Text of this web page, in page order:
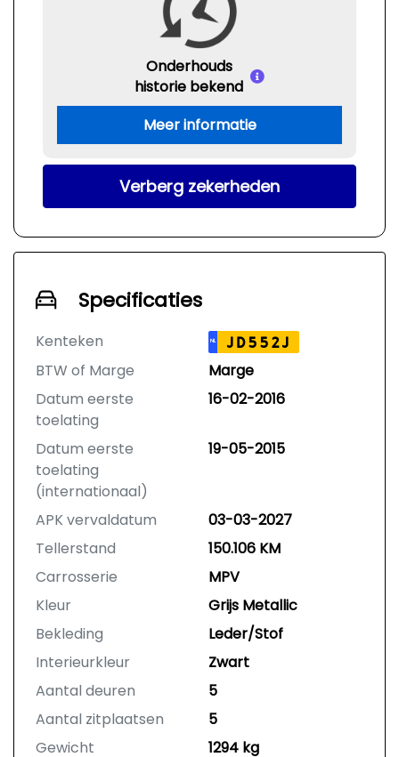
Onderhouds
historie bekend
Meer informatie
Verberg zekerheden
Specificaties
Kenteken NL JD552J
BTW of Marge
Marge
Datum eerste
toelating
16-02-2016
Datum eerste
toelating
(internationaal)
19-05-2015
APK vervaldatum
03-03-2027
Tellerstand
150.106 KM
Carrosserie
MPV
Kleur
Grijs Metallic
Bekleding
Leder/Stof
Interieurkleur
Zwart
Aantal deuren
5
Aantal zitplaatsen
5
Gewicht
1294 kg